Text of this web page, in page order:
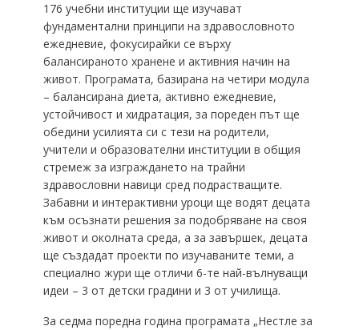
176 учебни институции ще изучават
фундаментални принципи на здравословното
ежедневие, фокусирайки се върху
балансираното хранене и активния начин на
живот. Програмата, базирана на четири модула
– балансирана диета, активно ежедневие,
устойчивост и хидратация, за пореден път ще
обедини усилията си с тези на родители,
учители и образователни институции в общия
стремеж за изграждането на трайни
здравословни навици сред подрастващите.
Забавни и интерактивни уроци ще водят децата
към осъзнати решения за подобряване на своя
живот и околната среда, а за завършек, децата
ще създадат проекти по изучаваните теми, а
специално жури ще отличи 6-те най-вълнуващи
идеи – 3 от детски градини и 3 от училища.
За седма поредна година програмата „Нестле за